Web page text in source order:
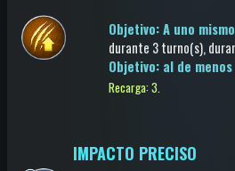
Objetivo: A uno
durante 3 turno(s),
Objetivo: al de menos
Recarga: 3.
IMPACTO PRECISO